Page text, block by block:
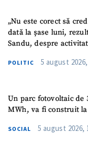
„Nu este corect să
dată la șase luni,
Sandu, despre
POLITIC 5 august
Un parc fotovoltaic de
MWh, va fi construit
SOCIAL 5 august 2026,